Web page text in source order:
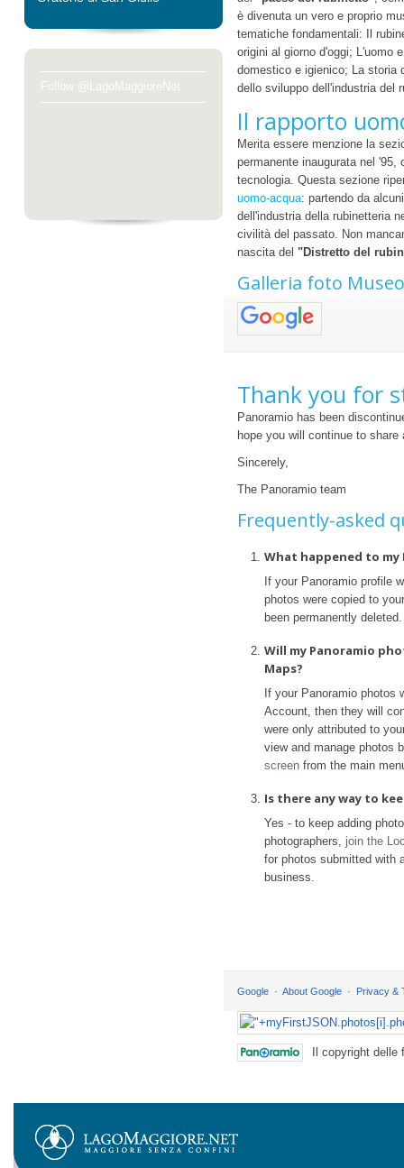
Follow @LagoMaggioreNet
è divenuta un vero e proprio
tematiche fondamentali: Il
origini al giorno d'oggi; L'uomo
domestico e igienico; La storia
dello sviluppo dell'industria del
Il rapporto
Merita essere menzione la
permanente inaugurata nel
tecnologia. Questa sezione
uomo-acqua: partendo da
dell'industria della rubinetteria
civilità del passato. Non
nascita del "Distretto del
Galleria foto
Thank you for
Panoramio has been
hope you will continue to
Sincerely,
The Panoramio team
Frequently-asked
What happened to my
If your Panoramio profile
photos were copied to
been permanently deleted.
Will my Panoramio
Maps?
If your Panoramio photos
Account, then they will
were only attributed to
view and manage photos
screen from the main
Is there any way to
Yes - to keep adding
photographers, join the
for photos submitted with
business.
Google About Google Privacy &
Il copyright